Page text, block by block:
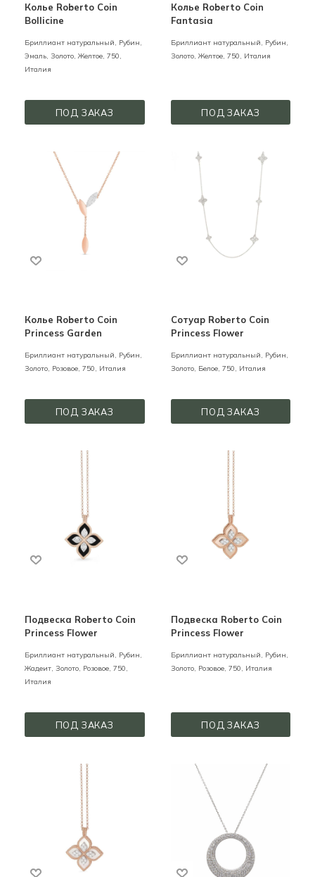
Колье Roberto Coin
Bollicine
Бриллиант натуральный, Рубин,
Эмаль, Золото, Желтое, 750,
Италия
ПОД ЗАКАЗ
Колье Roberto Coin
Fantasia
Бриллиант натуральный, Рубин,
Золото, Желтое, 750, Италия
ПОД ЗАКАЗ
Колье Roberto Coin
Princess Garden
Бриллиант натуральный, Рубин,
Золото, Розовое, 750, Италия
ПОД ЗАКАЗ
Сотуар Roberto Coin
Princess Flower
Бриллиант натуральный, Рубин,
Золото, Белое, 750, Италия
ПОД ЗАКАЗ
Подвеска Roberto Coin
Princess Flower
Бриллиант натуральный, Рубин,
Жадеит, Золото, Розовое, 750,
Италия
ПОД ЗАКАЗ
Подвеска Roberto Coin
Princess Flower
Бриллиант натуральный, Рубин,
Золото, Розовое, 750, Италия
ПОД ЗАКАЗ